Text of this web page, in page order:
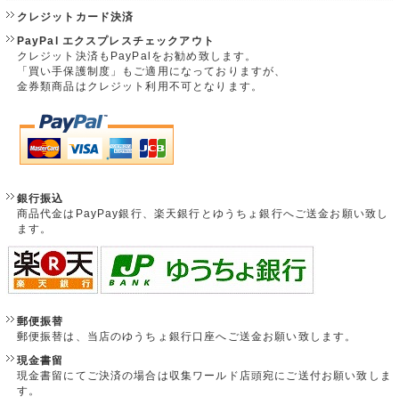
クレジットカード決済
PayPal エクスプレスチェックアウト
クレジット決済もPayPalをお勧め致します。
「買い手保護制度」もご適用になっておりますが、
金券類商品はクレジット利用不可となります。
銀行振込
商品代金はPayPay銀行、楽天銀行とゆうちょ銀行へご送金お願い致し
ます。
郵便振替
郵便振替は、当店のゆうちょ銀行口座へご送金お願い致します。
現金書留
現金書留にてご決済の場合は収集ワールド店頭宛にご送付お願い致しま
す。